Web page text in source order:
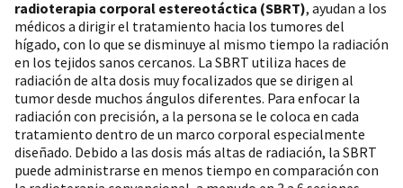
radioterapia corporal estereotáctica (SBRT), ayudan a los
médicos a dirigir el tratamiento hacia los tumores del
hígado, con lo que se disminuye al mismo tiempo la radiación
en los tejidos sanos cercanos. La SBRT utiliza haces de
radiación de alta dosis muy focalizados que se dirigen al
tumor desde muchos ángulos diferentes. Para enfocar la
radiación con precisión, a la persona se le coloca en cada
tratamiento dentro de un marco corporal especialmente
diseñado. Debido a las dosis más altas de radiación, la SBRT
puede administrarse en menos tiempo en comparación con